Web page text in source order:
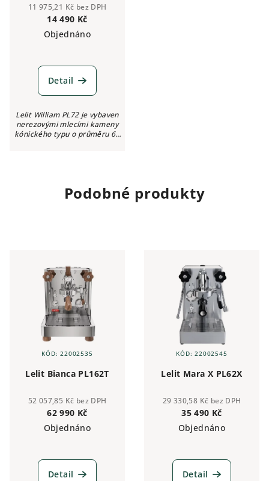
11 975,21 Kč bez DPH
14 490 Kč
Objednáno
Detail
Lelit William PL72 je vybaven
nerezovými mlecími kameny
kónického typu o průměru 64
Podobné produkty
Lelit Bianca PL162T
52 057,85 Kč bez DPH
62 990 Kč
Objednáno
Detail
KÓD:22002535
Lelit Mara X PL62X
29 330,58 Kč bez DPH
35 490 Kč
Objednáno
Detail
KÓD:22002545